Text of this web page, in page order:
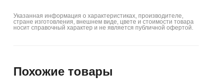
Указанная информация о характеристиках, производителе,
стране изготовления, внешнем виде, цвете и стоимости товара
носит справочный характер и не является публичной офертой.
Похожие товары